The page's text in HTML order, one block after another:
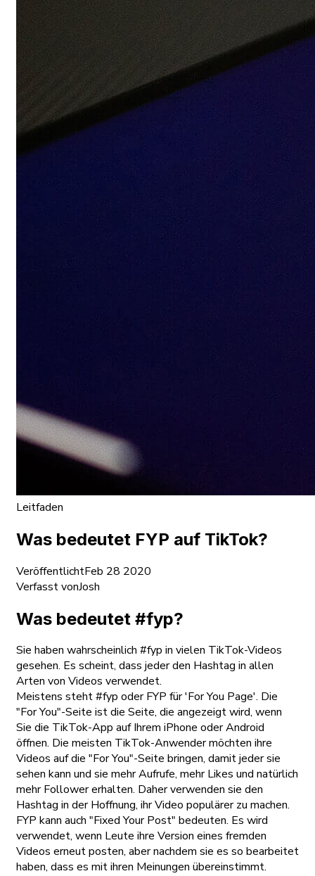
Leitfaden
Was bedeutet FYP auf TikTok?
VeröffentlichtFeb 28 2020
Verfasst vonJosh
Was bedeutet #fyp?
Sie haben wahrscheinlich #fyp in vielen TikTok-Videos
gesehen. Es scheint, dass jeder den Hashtag in allen
Arten von Videos verwendet.
Meistens steht #fyp oder FYP für 'For You Page'. Die
"For You"-Seite ist die Seite, die angezeigt wird, wenn
Sie die TikTok-App auf Ihrem iPhone oder Android
öffnen. Die meisten TikTok-Anwender möchten ihre
Videos auf die "For You"-Seite bringen, damit jeder sie
sehen kann und sie mehr Aufrufe, mehr Likes und natürlich
mehr Follower erhalten. Daher verwenden sie den
Hashtag in der Hoffnung, ihr Video populärer zu machen.
FYP kann auch "Fixed Your Post" bedeuten. Es wird
verwendet, wenn Leute ihre Version eines fremden
Videos erneut posten, aber nachdem sie es so bearbeitet
haben, dass es mit ihren Meinungen übereinstimmt.